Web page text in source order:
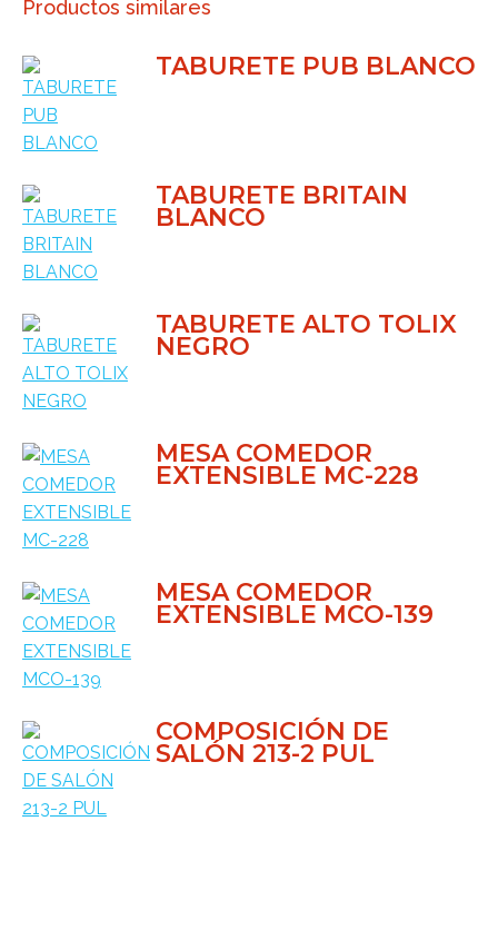
Productos similares
TABURETE PUB BLANCO
TABURETE BRITAIN
BLANCO
TABURETE ALTO TOLIX
NEGRO
MESA COMEDOR
EXTENSIBLE MC-228
MESA COMEDOR
EXTENSIBLE MCO-139
COMPOSICIÓN DE
SALÓN 213-2 PUL